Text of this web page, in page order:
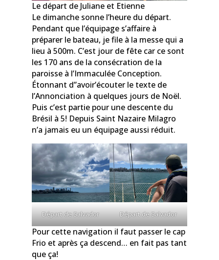
Le départ de Juliane et Etienne
Le dimanche sonne l’heure du départ.
Pendant que l’équipage s’affaire à
préparer le bateau, je file à la messe qui a
lieu à 500m. C’est jour de fête car ce sont
les 170 ans de la consécration de la
paroisse à l’Immaculée Conception.
Étonnant d’’avoir’écouter le texte de
l’Annonciation à quelques jours de Noël.
Puis c’est partie pour une descente du
Brésil à 5! Depuis Saint Nazaire Milagro
n’a jamais eu un équipage aussi réduit.
Départ de Salvador Départ de Salvador
Pour cette navigation il faut passer le cap
Frio et après ça descend… en fait pas tant
que ça!